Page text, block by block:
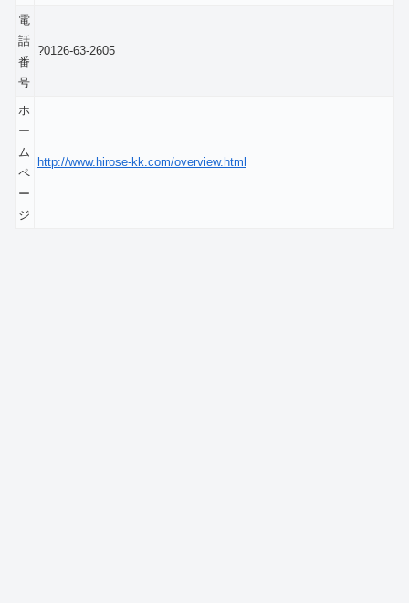
電
話
番
号
?0126-63-2605
ホ
ー
ム
ペ
ー
ジ
http://www.hirose-kk.com/overview.html